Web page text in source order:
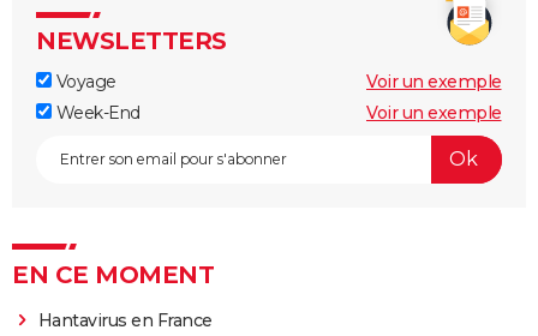
NEWSLETTERS
Voyage
Voir un exemple
Week-End
Voir un exemple
EN CE MOMENT
Hantavirus en France